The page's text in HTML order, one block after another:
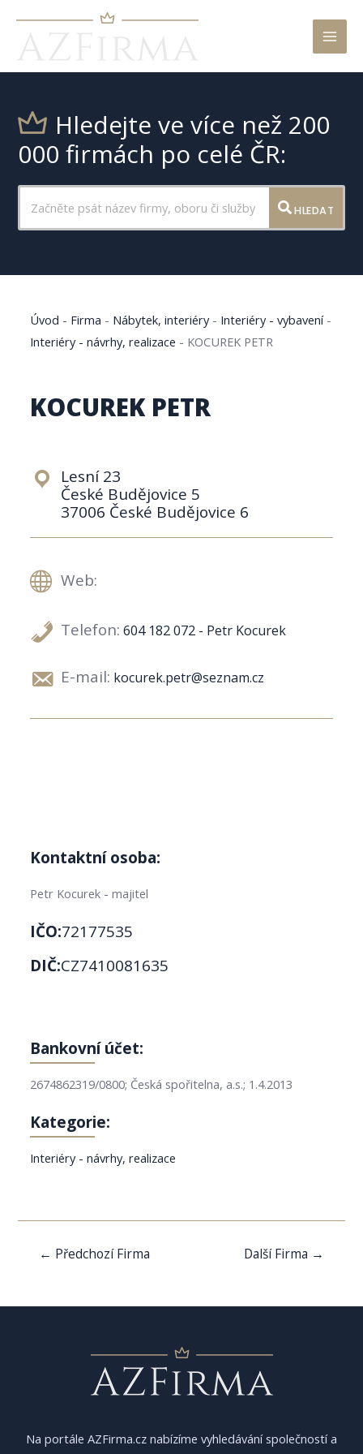
Hledejte ve více než 200
000 firmách po celé ČR:
HLEDAT
Úvod - Firma - Nábytek, interiéry- Interiéry - vybavení-
Interiéry - návrhy, realizace - KOCUREK PETR
KOCUREK PETR
Lesní 23
České Budějovice 5
37006 České Budějovice 6
Web:
Telefon: 604 182 072 - Petr Kocurek
E-mail: kocurek.petr@seznam.cz
Kontaktní osoba:
Petr Kocurek - majitel
IČO:72177535
DIČ:CZ7410081635
Bankovní účet:
2674862319/0800; Česká spořitelna, a.s.; 1.4.2013
Kategorie:
Interiéry - návrhy, realizace
Navigace
← Předchozí Firma Další Firma →
Na portále AZFirma.cz nabízíme vyhledávání společností a